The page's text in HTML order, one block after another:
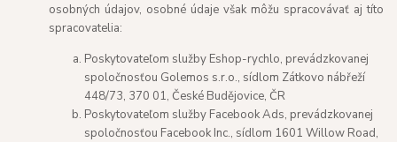
osobných údajov, osobné údaje však môžu spracovávať aj títo
spracovatelia:
Poskytovateľom služby Eshop-rychlo, prevádzkovanej
spoločnosťou Golemos s.r.o., sídlom Zátkovo nábřeží
448/73, 370 01, České Budějovice, ČR
Poskytovateľom služby Facebook Ads, prevádzkovanej
spoločnosťou Facebook Inc., sídlom 1601 Willow Road,